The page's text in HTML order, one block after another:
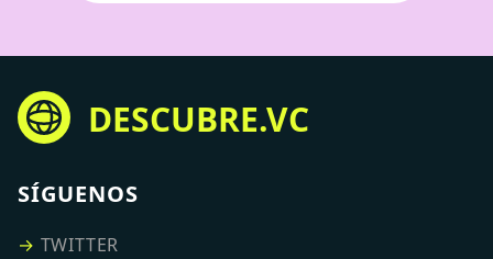
DESCUBRE.VC
SÍGUENOS
→ TWITTER